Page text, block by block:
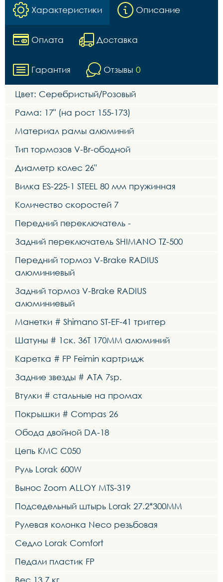
Характеристики Описание
Оплата Доставка
Гарантия Отзывы 0
Цвет: Серебристый/Розовый
Рама: 17" (на рост 155-173)
Материал рамы алюминий
Тип тормозов V-Br-ободной
Диаметр колес 26"
Вилка ES-225-1 STEEL 80 мм пружинная
Количество скоростей 7
Передний переключатель -
Задний переключатель SHIMANO TZ-500
Передний тормоз V-Brake RADIUS
алюминиевый
Задний тормоз V-Brake RADIUS
алюминиевый
Манетки # Shimano ST-EF-41 триггер
Шатуны # 1ск. 36T 170MM алюминий
Каретка # FP Feimin картридж
Задние звезды # ATA 7sp.
Втулки # стальные на промах
Покрышки # Compas 26
Обода двойной DA-18
Цепь KMC C050
Руль Lorak 600W
Вынос Zoom ALLOY MTS-319
Подседельный штырь Lorak 27.2*300MM
Рулевая колонка Neco резьбовая
Седло Lorak Comfort
Педали пластик FP
Вес 13.7 кг